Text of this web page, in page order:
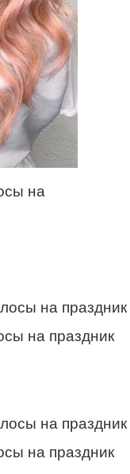
на
на праздник
на праздник